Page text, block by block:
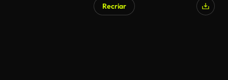
Recriar